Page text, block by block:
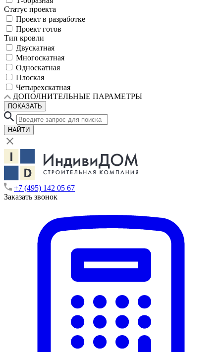
Статус проекта
Проект в разработке
Проект готов
Тип кровли
Двускатная
Многоскатная
Односкатная
Плоская
Четырехскатная
ДОПОЛНИТЕЛЬНЫЕ ПАРАМЕТРЫ
ПОКАЗАТЬ
НАЙТИ
+7 (495) 142 05 67
Заказать звонок